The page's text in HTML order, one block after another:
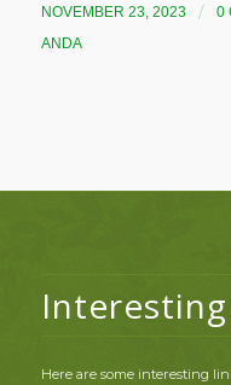
NOVEMBER 23, 2023 / 0
ANDA
Here are some interesting